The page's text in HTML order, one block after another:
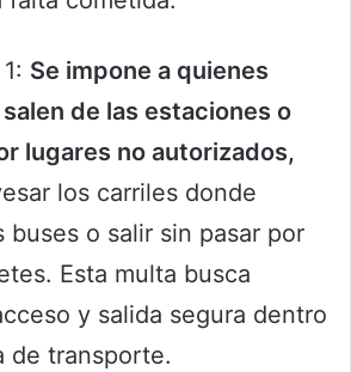
Se impone a quienes
de las estaciones o
lugares no autorizados,
los carriles donde
buses o salir sin pasar por
Esta multa busca
y salida segura dentro
de transporte.